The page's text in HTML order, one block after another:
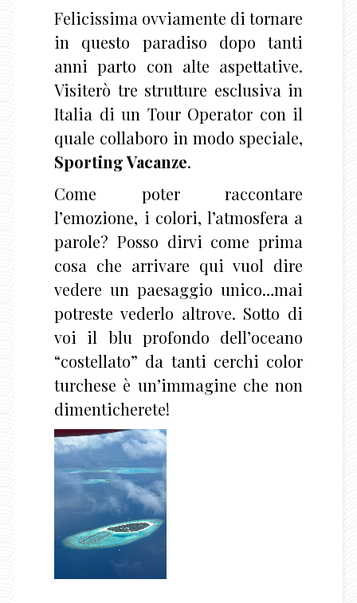
Felicissima ovviamente di tornare
in questo paradiso dopo tanti
anni parto con alte aspettative.
Visiterò tre strutture esclusiva in
Italia di un Tour Operator con il
quale collaboro in modo speciale,
Sporting Vacanze.
Come poter raccontare
l’emozione, i colori, l’atmosfera a
parole? Posso dirvi come prima
cosa che arrivare qui vuol dire
vedere un paesaggio unico…mai
potreste vederlo altrove. Sotto di
voi il blu profondo dell’oceano
“costellato” da tanti cerchi color
turchese è un’immagine che non
dimenticherete!